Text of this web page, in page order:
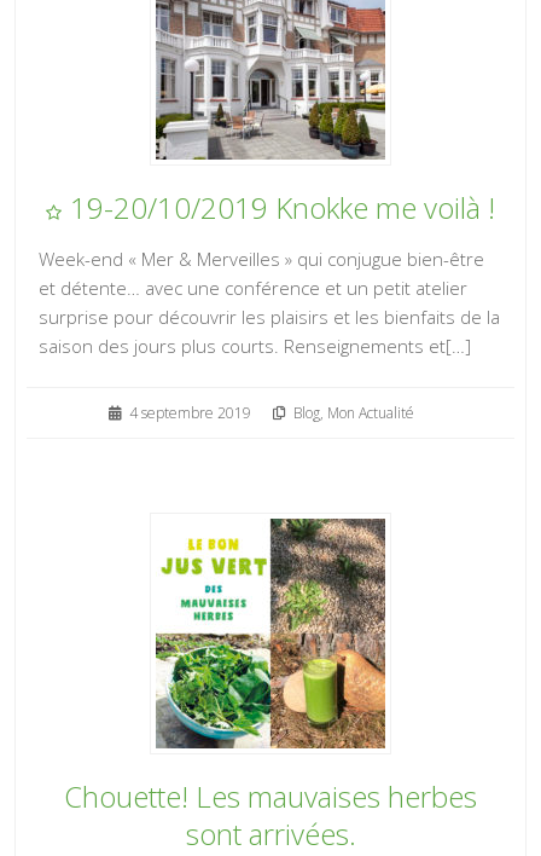
19-20/10/2019 Knokke me voilà !
Week-end « Mer & Merveilles » qui conjugue bien-être
et détente… avec une conférence et un petit atelier
surprise pour découvrir les plaisirs et les bienfaits de la
saison des jours plus courts. Renseignements et[…]
4 septembre 2019 Blog, Mon Actualité
Chouette! Les mauvaises herbes
sont arrivées.